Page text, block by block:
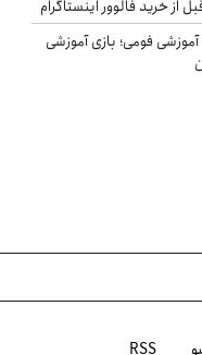
از خرید فالوور اینستاگرام
فومی؛ بازی آموزشی
RSS